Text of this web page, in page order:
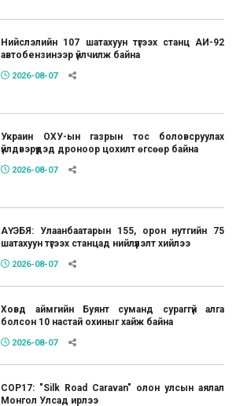
Нийслэлийн 107 шатахуун түгээх станц АИ-92
автобензинээр үйлчилж байна
2026-08-07
Украин ОХУ-ын газрын тос боловсруулах
үйлдвэрүүдэд дроноор цохилт өгсөөр байна
2026-08-07
АҮЭБЯ: Улаанбаатарын 155, орон нутгийн 75
шатахуун түгээх станцад нийлүүлэлт хийлээ
2026-08-07
Ховд аймгийн Буянт суманд сураггүй алга
болсон 10 настай охиныг хайж байна
2026-08-07
COP17: "Silk Road Caravan" олон улсын аялал
Монгол Улсад ирлээ